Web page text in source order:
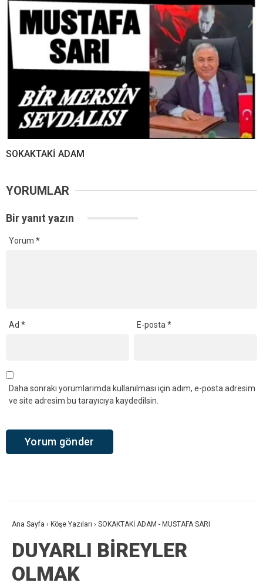
SOKAKTAKİ ADAM
YORUMLAR
Bir yanıt yazın
Yorum *
Ad * E-posta*
Daha sonraki yorumlarımda kullanılması için adım, e-posta adresim
ve site adresim bu tarayıcıya kaydedilsin.
Ana Sayfa › Köşe Yazıları › SOKAKTAKİ ADAM - MUSTAFA SARI
DUYARLI BİREYLER
OLMAK